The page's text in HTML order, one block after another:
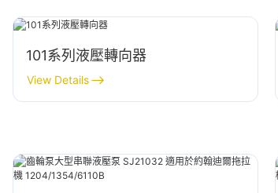
101系列液壓轉向器
View Details